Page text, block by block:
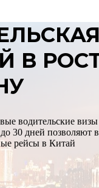
В
водительские визы
30 дней позволяют
рейсы в Китай